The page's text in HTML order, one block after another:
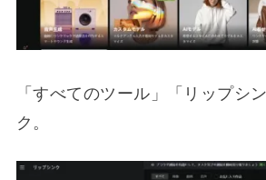
「すべてのツール」「リップシ
ク。